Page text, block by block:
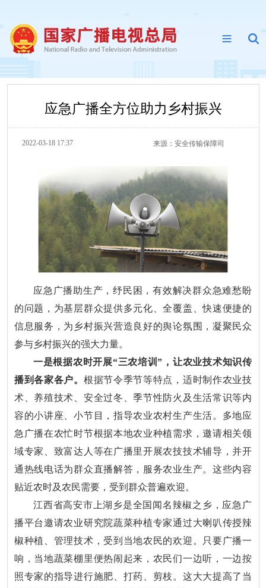
应急广播全方位助力乡村振兴
2022-03-18 17:37 来源： 安全传输保障司
应急广播助生产，纾民困，有效解决群众急难愁盼
的问题，为基层群众提供多元化、全覆盖、快速便捷的
信息服务，为乡村振兴营造良好的舆论氛围，凝聚民众
参与乡村振兴的强大力量。
一是根据农时开展“三农培训”，让农业技术知识传
播到各家各户。 根据节令季节等特点，适时制作农业技
术、养殖技术、安全过冬、季节性防火及生活常识等内
容的小讲座、小节目，指导农业农村生产生活。多地应
急广播在农忙时节根据本地农业种植需求，邀请相关领
域专家、致富达人等在广播里开展农技技术辅导，并开
通热线电话为群众直播解答，服务农业生产。这些内容
贴近农时及农民需要，受到群众普遍欢迎。
江西省高安市上湖乡是全国闻名辣椒之乡，应急广
播平台邀请农业研究院蔬菜种植专家通过大喇叭传授辣
椒种植、管理技术，受到当地农民的欢迎。只要广播一
响，当地蔬菜棚里便热闹起来，农民们一边听，一边按
照专家的指导进行施肥、打药、剪枝。这大大提高了当